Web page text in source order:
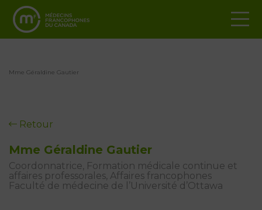
Mme Géraldine Gautier
Retour
Mme Géraldine Gautier
Coordonnatrice, Formation médicale continue et
affaires professorales, Affaires francophones
Faculté de médecine de l’Université d’Ottawa